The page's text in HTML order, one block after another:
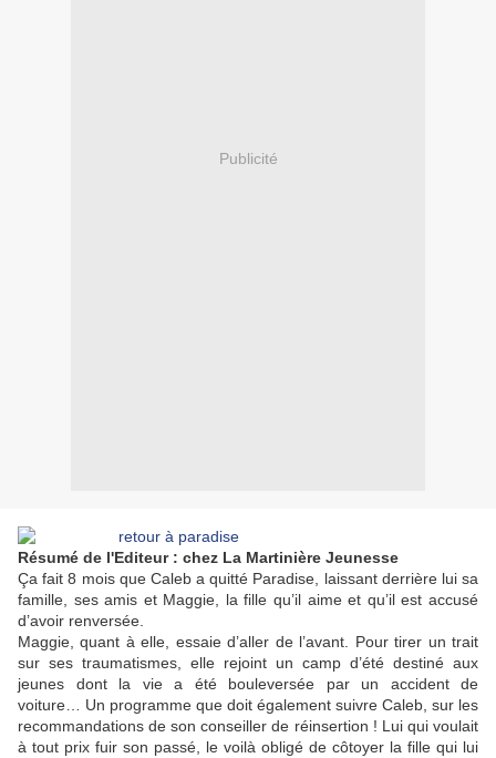
Publicité
Résumé de l'Editeur : chez La Martinière Jeunesse
Ça fait 8 mois que Caleb a quitté Paradise, laissant derrière lui sa
famille, ses amis et Maggie, la fille qu’il aime et qu’il est accusé
d’avoir renversée.
Maggie, quant à elle, essaie d’aller de l’avant. Pour tirer un trait
sur ses traumatismes, elle rejoint un camp d’été destiné aux
jeunes dont la vie a été bouleversée par un accident de
voiture… Un programme que doit également suivre Caleb, sur les
recommandations de son conseiller de réinsertion ! Lui qui voulait
à tout prix fuir son passé, le voilà obligé de côtoyer la fille qui lui